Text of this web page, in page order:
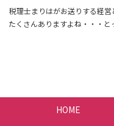
税理士まりはがお送りする経
たくさんありますよね・・・
HOME